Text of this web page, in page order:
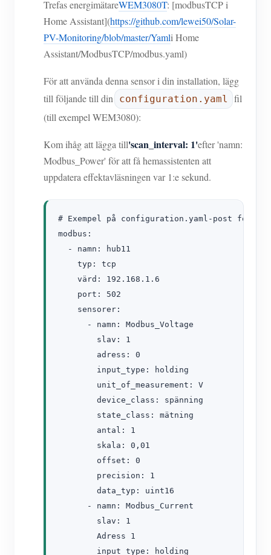
Trefas energimätareWEM3080T: [modbusTCP i
Home Assistant](https://github.com/lewei50/Solar-
PV-Monitoring/blob/master/Yamli Home
Assistant/ModbusTCP/modbus.yaml)
För att använda denna sensor i din installation, lägg
till följande till din
configuration.yaml
fil
(till exempel WEM3080):
Kom ihåg att lägga till'scan_interval: 1'efter 'namn:
Modbus_Power' för att få hemassistenten att
uppdatera effektavläsningen var 1:e sekund.
# Exempel på configuration.yaml-post för
modbus:
  - namn: hub11
    typ: tcp
    värd: 192.168.1.6
    port: 502
    sensorer:
      - namn: Modbus_Voltage
        slav: 1
        adress: 0
        input_type: holding
        unit_of_measurement: V
        device_class: spänning
        state_class: mätning
        antal: 1
        skala: 0,01
        offset: 0
        precision: 1
        data_typ: uint16
      - namn: Modbus_Current
        slav: 1
        Adress 1
        input_type: holding